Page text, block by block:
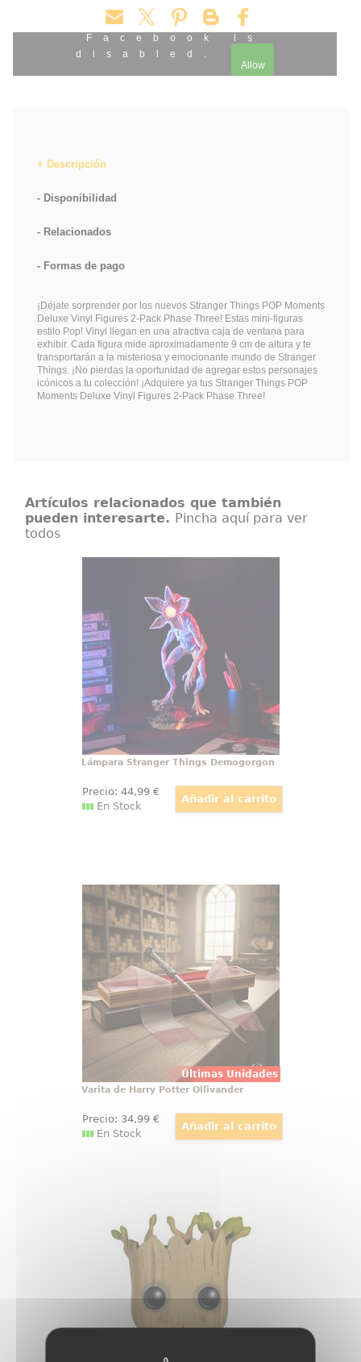
Facebook is
disabled.
Allow
Descripción
Disponibilidad
Relacionados
Formas de pago
¡Déjate sorprender por los nuevos Stranger Things POP Moments
Deluxe Vinyl Figures 2-Pack Phase Three! Estas mini-figuras
estilo Pop! Vinyl llegan en una atractiva caja de ventana para
exhibir. Cada figura mide aproximadamente 9 cm de altura y te
transportarán a la misteriosa y emocionante mundo de Stranger
Things. ¡No pierdas la oportunidad de agregar estos personajes
icónicos a tu colección! ¡Adquiere ya tus Stranger Things POP
Moments Deluxe Vinyl Figures 2-Pack Phase Three!
Artículos relacionados que también
pueden interesarte. Pincha aquí para ver
todos
La Lámpara Stranger Things
Demogorgon es una pieza
imprescindible para los fanáticos
de la popular serie. Fabricada en
PVC, esta lámpara captura con
precisión la esencia del temible
Demogorgon
Lámpara Stranger Things Demogorgon
Precio: 44,99€
En Stock
Últimas Unidades
Varita de Harry Potter Ollivander
Varita de Harry Potter original con
licencia oficial, diseñada para
convertir cualquier colección en
una pieza con presencia propia
desde el primer vistazo. Esta
réplica de Harry Potter a escala
1:1 reúne acabado cuidado
Varita de Harry Potter Ollivander
Precio: 34,99€
En Stock
Figura Pop! Dancing Groot
Guardianes de la Galaxia by Funko
Figura de Dancing Groot realizada
en vinilo perteneciente a la línea
Pop! de Funko. La figura tiene una
altura aproximada de 10 cm., y
está basada en la película de
Guardianes de la Galaxia de
Marvel Comics.